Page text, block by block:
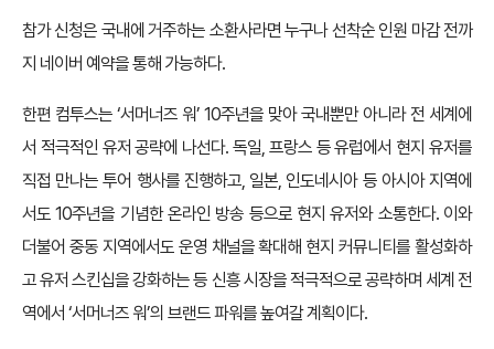
참가 신청은 국내에 거주하는 소환사라면 누구나 선착순 인원 마감 전까
지 네이버 예약을 통해 가능하다.
한편 컴투스는 ‘서머너즈 워’ 10주년을 맞아 국내뿐만 아니라 전 세계에
서 적극적인 유저 공략에 나선다. 독일, 프랑스 등 유럽에서 현지 유저를
직접 만나는 투어 행사를 진행하고, 일본, 인도네시아 등 아시아 지역에
서도 10주년을 기념한 온라인 방송 등으로 현지 유저와 소통한다. 이와
더불어 중동 지역에서도 운영 채널을 확대해 현지 커뮤니티를 활성화하
고 유저 스킨십을 강화하는 등 신흥 시장을 적극적으로 공략하며 세계 전
역에서 ‘서머너즈 워’의 브랜드 파워를 높여갈 계획이다.